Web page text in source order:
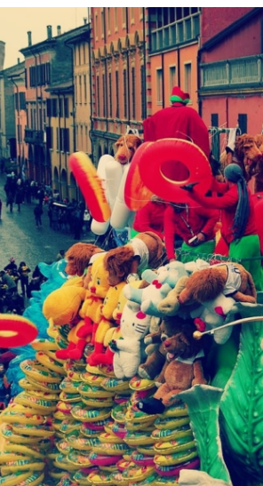
Z
I
O
N
E
P
R
I
N
C
I
P
A
L
E